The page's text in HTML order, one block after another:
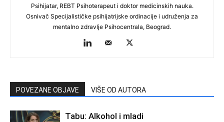
Psihijatar, REBT Psihoterapeut i doktor medicinskih nauka.
Osnivač Specijalističke psihijatrijske ordinacije i udruženja za
mentalno zdravlje Psihocentrala, Beograd.
POVEZANE OBJAVE VIŠE OD AUTORA
Tabu: Alkohol i mladi